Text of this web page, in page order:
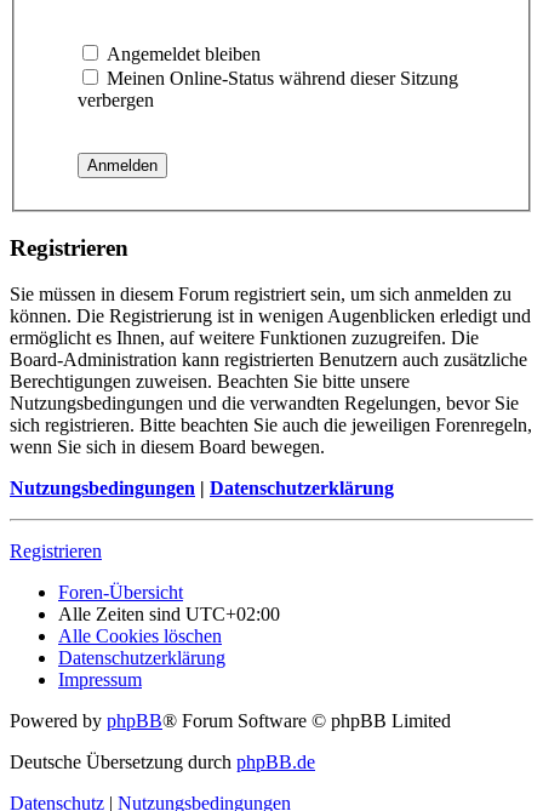
Angemeldet bleiben
Meinen Online-Status während dieser Sitzung
verbergen
Registrieren
Sie müssen in diesem Forum registriert sein, um sich anmelden zu
können. Die Registrierung ist in wenigen Augenblicken erledigt und
ermöglicht es Ihnen, auf weitere Funktionen zuzugreifen. Die
Board-Administration kann registrierten Benutzern auch zusätzliche
Berechtigungen zuweisen. Beachten Sie bitte unsere
Nutzungsbedingungen und die verwandten Regelungen, bevor Sie
sich registrieren. Bitte beachten Sie auch die jeweiligen Forenregeln,
wenn Sie sich in diesem Board bewegen.
Nutzungsbedingungen | Datenschutzerklärung
Registrieren
Foren-Übersicht
Alle Zeiten sind UTC+02:00
Alle Cookies löschen
Datenschutzerklärung
Impressum
Powered by phpBB® Forum Software © phpBB Limited
Deutsche Übersetzung durch phpBB.de
Datenschutz | Nutzungsbedingungen